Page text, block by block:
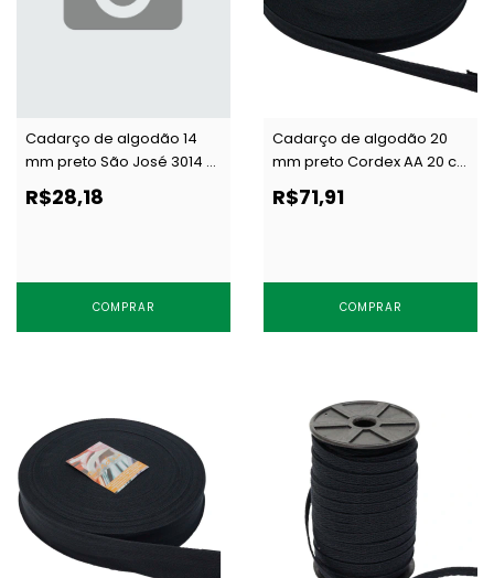
Cadarço de algodão 14
mm preto São José 3014 c/
50 m
R$28,18
COMPRAR
Cadarço de algodão 20
mm preto Cordex AA 20 c/
50 m
R$71,91
COMPRAR